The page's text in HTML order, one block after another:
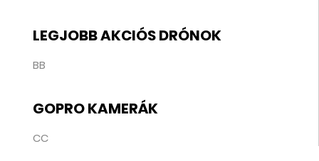
LEGJOBB AKCIÓS DRÓNOK
BB
GOPRO KAMERÁK
CC